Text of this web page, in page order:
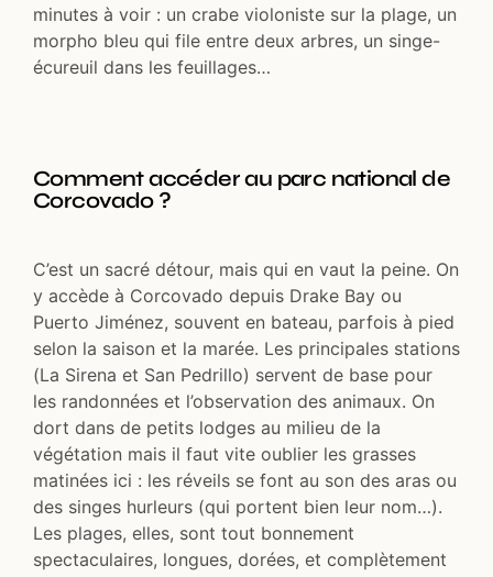
minutes à voir : un crabe violoniste sur la plage, un
morpho bleu qui file entre deux arbres, un singe-
écureuil dans les feuillages…
Comment accéder au parc national de
Corcovado ?
C’est un sacré détour, mais qui en vaut la peine. On
y accède à Corcovado depuis Drake Bay ou
Puerto Jiménez, souvent en bateau, parfois à pied
selon la saison et la marée. Les principales stations
(La Sirena et San Pedrillo) servent de base pour
les randonnées et l’observation des animaux. On
dort dans de petits lodges au milieu de la
végétation mais il faut vite oublier les grasses
matinées ici : les réveils se font au son des aras ou
des singes hurleurs (qui portent bien leur nom…).
Les plages, elles, sont tout bonnement
spectaculaires, longues, dorées, et complètement